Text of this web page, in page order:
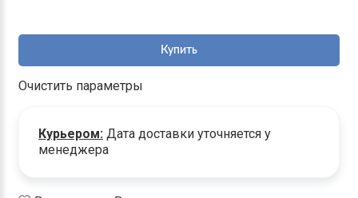
Купить
Очистить параметры
Курьером: Дата доставки уточняется у
менеджера